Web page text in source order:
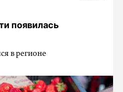
появилась
в регионе